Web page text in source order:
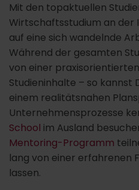
Mit den topaktuellen
Wirtschaftsstudium an der
auf eine sich wandelnde
Während der gesamten
von einer
Studieninhalte – so kannst
einem realitätsnahen
Unternehmensprozesse
School im Ausland
Mentoring-Programm
lang von einer erfahrenen
lassen.